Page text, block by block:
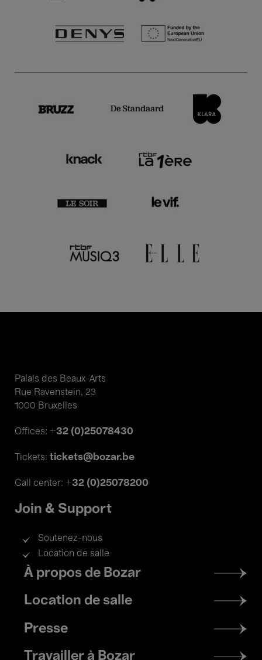
Palais des Beaux-Arts
Rue Ravenstein, 23
1000 Bruxelles
Offices: +32 (0)25078430
Tickets: tickets@bozar.be
Call center: +32 (0)25078200
Join & Support
Soutenez-nous
Location de salle
Footer
menu
À propos de Bozar
Location de salle
Presse
Travailler à Bozar